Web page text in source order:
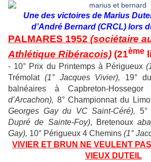
Une des victoires de Marius
d’André Bernard (CRCL) lors
PALMARES 1952 (sociétaire
Athlétique Ribéracois) (21ème
- 10° Prix du Printemps à Périgueux
Trémolat (1° Jacques Vivier), 19°
balnéaires à Capbreton-Hossegor
d’Arcachon), 8° Championnat du
Georges Gay du VC Saint-Céré), 5°
Dupré de Sainte-Foy), Bretenoux
Gay), 10° Périgueux 4 Chemins (1°
VIVIER ET BRUN NE VEULENT
VIEUX DUTEIL